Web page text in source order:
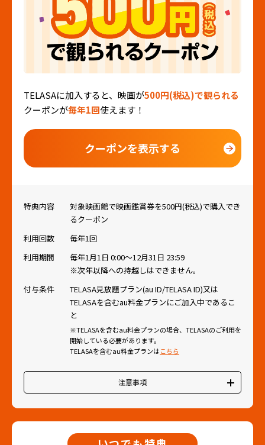
TELASAに加入すると、映画が500円(税込)で観られる
クーポンが毎年1回使えます！
クーポンを表示する
特典内容
対象映画館で映画鑑賞券を500円(税込)で購入でき
るクーポン
利用回数
毎年1回
利用期間
毎年1月1日 0:00〜12月31日 23:59
※次年以降への持越しはできません。
付与条件
TELASA見放題プラン(au ID/TELASA ID)又は
TELASAを含むau料金プランにご加入中であるこ
と
※TELASAを含むau料金プランの場合、TELASAのご利用を
開始している必要があります。
TELASAを含むau料金プランはこちら
注意事項
マ/シネプレックスでご利用いただけます。ただし、YEBISU
GARDEN CINEMAは対象外です。各映画館の詳細はこちらから